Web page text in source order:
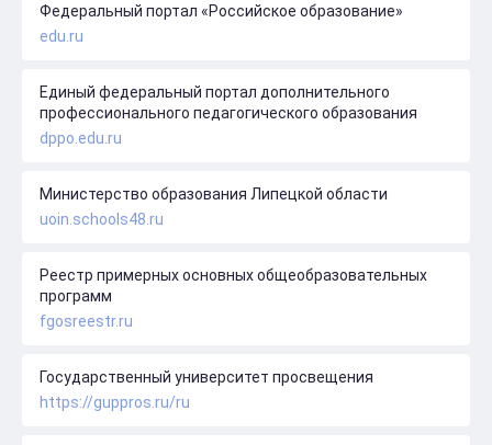
Федеральный портал «Российское образование»
edu.ru
Единый федеральный портал дополнительного
профессионального педагогического образования
dppo.edu.ru
Министерство образования Липецкой области
uoin.schools48.ru
Реестр примерных основных общеобразовательных
программ
fgosreestr.ru
Государственный университет просвещения
https://guppros.ru/ru